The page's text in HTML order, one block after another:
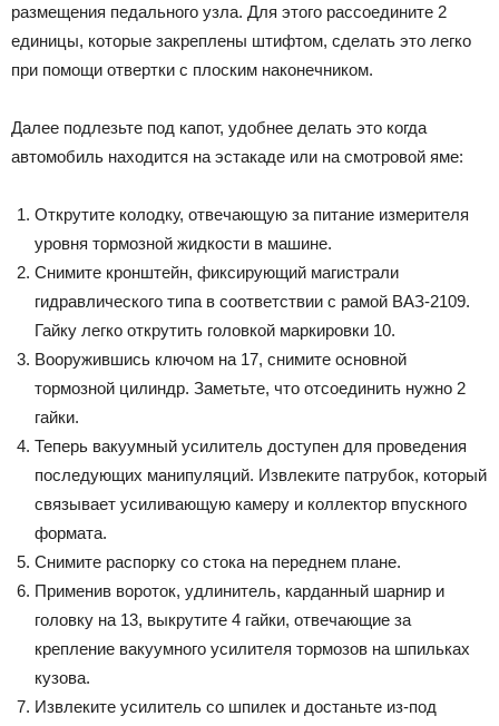
размещения педального узла. Для этого рассоедините 2
единицы, которые закреплены штифтом, сделать это легко
при помощи отвертки с плоским наконечником.
Далее подлезьте под капот, удобнее делать это когда
автомобиль находится на эстакаде или на смотровой яме:
Открутите колодку, отвечающую за питание измерителя
уровня тормозной жидкости в машине.
Снимите кронштейн, фиксирующий магистрали
гидравлического типа в соответствии с рамой ВАЗ-2109.
Гайку легко открутить головкой маркировки 10.
Вооружившись ключом на 17, снимите основной
тормозной цилиндр. Заметьте, что отсоединить нужно 2
гайки.
Теперь вакуумный усилитель доступен для проведения
последующих манипуляций. Извлеките патрубок, который
связывает усиливающую камеру и коллектор впускного
формата.
Снимите распорку со стока на переднем плане.
Применив вороток, удлинитель, карданный шарнир и
головку на 13, выкрутите 4 гайки, отвечающие за
крепление вакуумного усилителя тормозов на шпильках
кузова.
Извлеките усилитель со шпилек и достаньте из-под